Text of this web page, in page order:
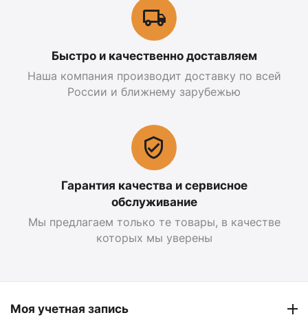
Быстро и качественно доставляем
Наша компания производит доставку по всей
России и ближнему зарубежью
Гарантия качества и сервисное
обслуживание
Мы предлагаем только те товары, в качестве
которых мы уверены
Моя учетная запись